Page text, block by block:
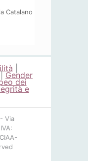
Catalano
Gender
dei
e
Via